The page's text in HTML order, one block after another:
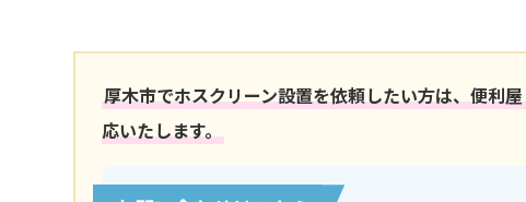
厚木市でホスクリーン設置を依頼したい方は、便利
応いたします。